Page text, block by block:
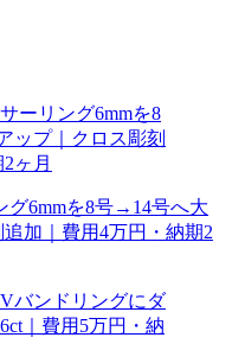
グ6mmを8号→14号へ大
加｜費用4万円・納期2